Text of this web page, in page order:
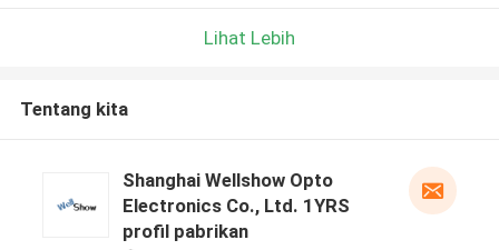
Lihat Lebih
Tentang kita
Shanghai Wellshow Opto
Electronics Co., Ltd. 1YRS
profil pabrikan